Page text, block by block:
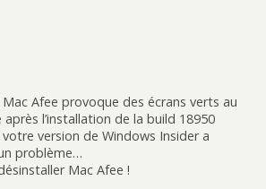
Afee provoque des écrans verts au
l’installation de la build 18950
version de Windows Insider a
problème…
Mac Afee !